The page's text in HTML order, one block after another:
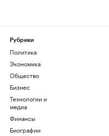
Рубрики
Политика
Экономика
Общество
Бизнес
Технологии и
медиа
Финансы
Биографии